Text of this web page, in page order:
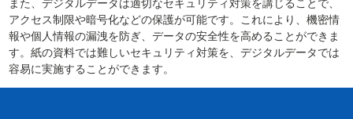
アクセス制限や暗号化などの保護が可能です。これにより、機密情
報や個人情報の漏洩を防ぎ、データの安全性を高めることができま
す。紙の資料では難しいセキュリティ対策を、デジタルデータでは
容易に実施することができます。